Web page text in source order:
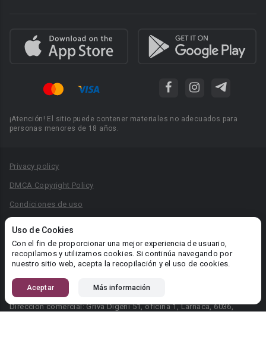
Uso de Cookies
Con el fin de proporcionar una mejor experiencia de usuario,
recopilamos y utilizamos cookies. Si continúa navegando por
nuestro sitio web, acepta la recopilación y el uso de cookies.
Aceptar Más información
¡Atención! El sitio puede contener materiales no adecuados para
personas menores de 18 años.
Privacy policy
DMCA Copyright Policy
Condiciones de uso
Reglas para la publicación de libros
Área RR.PP.: pr@booknet.com
© 2026 Booknet. Todos los derechos reservados.
Dirección comercial: Griva Digeni 51, oficina 1, Larnaca, 6036,